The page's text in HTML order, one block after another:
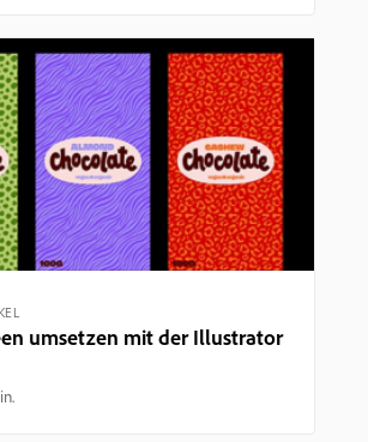
umsetzen mit der Illustrator